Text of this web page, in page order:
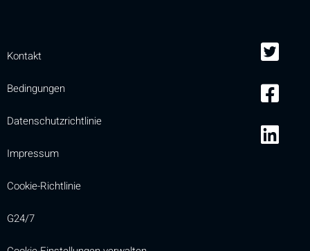
Kontakt
Bedingungen
Datenschutzrichtlinie
Impressum
Cookie-Richtlinie
G24/7